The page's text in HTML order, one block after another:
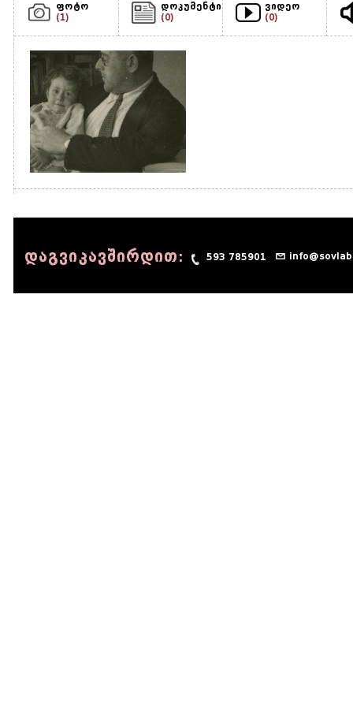
ფოტო
(1)
დოკუმენტი
(0)
ვიდეო
(0)
დაგვიკავშირდით: 593 785901